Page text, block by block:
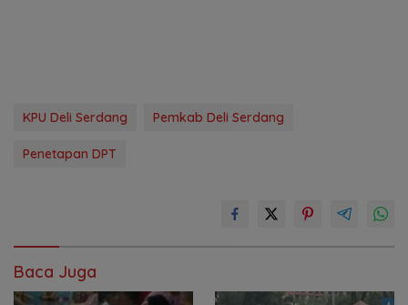
KPU Deli Serdang Pemkab Deli Serdang
Penetapan DPT
Baca Juga